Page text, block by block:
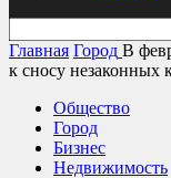
Главная Город В
к сносу незаконных
Общество
Город
Бизнес
Недвижимость